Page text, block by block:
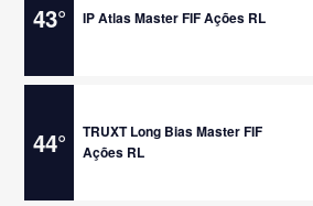
43° IP Atlas Master FIF Ações RL
44°
TRUXT Long Bias Master FIF
Ações RL